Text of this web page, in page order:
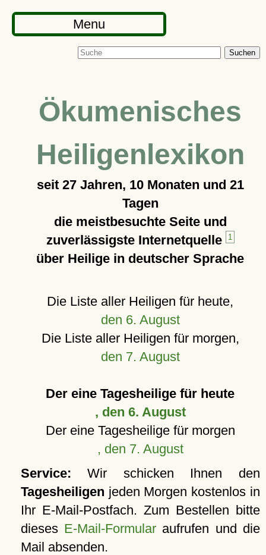
Menu
Suchen
Ökumenisches
Heiligenlexikon
seit 27 Jahren, 10 Monaten und 21
Tagen
die meistbesuchte Seite und
zuverlässigste Internetquelle
1
über Heilige in deutscher Sprache
Die Liste aller Heiligen für heute,
den 6. August
Die Liste aller Heiligen für morgen,
den 7. August
Der eine Tagesheilige für heute
, den 6. August
Der eine Tagesheilige für morgen
, den 7. August
Service: Wir schicken Ihnen den
Tagesheiligen jeden Morgen kostenlos in
Ihr E-Mail-Postfach. Zum Bestellen bitte
dieses E-Mail-Formular aufrufen und die
Mail absenden.